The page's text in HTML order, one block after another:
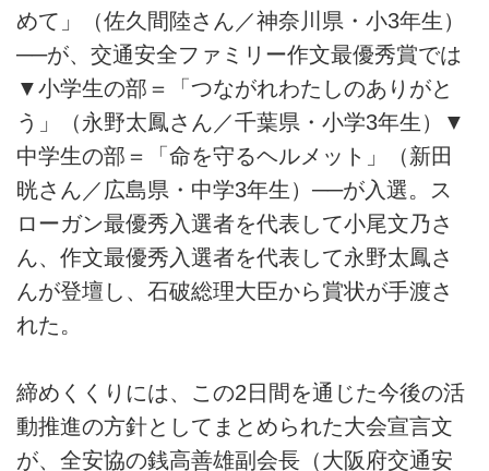
めて」（佐久間陸さん／神奈川県・小3年生）
──が、交通安全ファミリー作文最優秀賞では
▼小学生の部＝「つながれわたしのありがと
う」（永野太鳳さん／千葉県・小学3年生）▼
中学生の部＝「命を守るヘルメット」（新田
晄さん／広島県・中学3年生）──が入選。ス
ローガン最優秀入選者を代表して小尾文乃さ
ん、作文最優秀入選者を代表して永野太鳳さ
んが登壇し、石破総理大臣から賞状が手渡さ
れた。
締めくくりには、この2日間を通じた今後の活
動推進の方針としてまとめられた大会宣言文
が、全安協の銭高善雄副会長（大阪府交通安